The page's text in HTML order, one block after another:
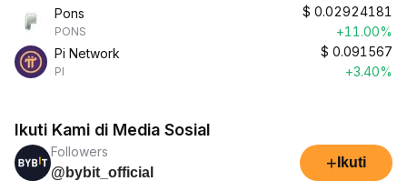
Pons
PONS
$ 0.02924181
+11.00%
Pi Network
PI
$ 0.091567
+3.40%
Ikuti Kami di Media Sosial
Followers
@bybit_official
+ Ikuti